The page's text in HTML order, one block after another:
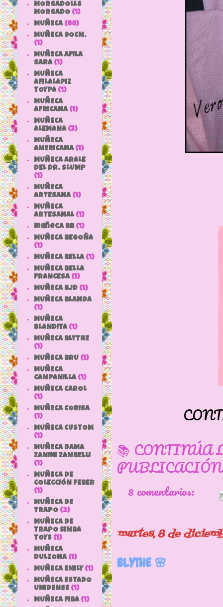
📚 CONTINÚA
8 comentarios:
martes, 8 de
BLYTHE 🌸
MORGADOLLS
MORGADO (1)
MUÑECA (88)
MUÑECA 9OCM.
(1)
MUÑECA AFILA
SARA (1)
MUÑECA
AFILALAPIZ
TOYPA (1)
MUÑECA
AFRICANA (1)
MUÑECA
ALEMANA (3)
MUÑECA
AMERICANA (1)
MUÑECA ARALE
DEL DR. SLUMP
(1)
MUÑECA
ARTESANA (1)
MUÑECA
ARTESANAL (1)
muñeca bb (1)
MUÑECA BEGOÑA
(1)
MUÑECA BELLA (1)
MUÑECA BELLA
FRANCESA (1)
MUÑECA BJD (1)
MUÑECA BLANDA
(1)
MUÑECA
BLANDITA (1)
MUÑECA BLYTHE
(1)
MUÑECA BRU (1)
MUÑECA
CAMPANILLA (1)
MUÑECA CAROL
(1)
MUÑECA CORISA
(1)
MUÑECA CUSTOM
(1)
MUÑECA DAMA
ZANINI ZAMBELLI
(1)
MUÑECA DE
COLECCIÓN FEBER
(1)
MUÑECA DE
TRAPO (2)
MUÑECA DE
TRAPO SIMBA
TOYS (1)
MUÑECA
DULZONA (1)
MUÑECA EMILY (1)
MUÑECA ESTADO
UNIDENSE (1)
MUÑECA FIBA (1)